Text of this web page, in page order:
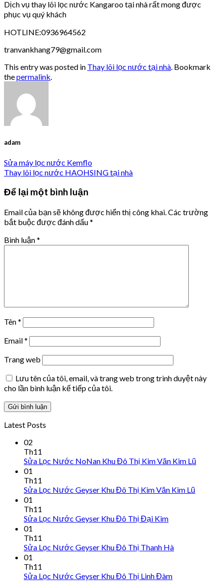
Dịch vụ thay lõi lọc nước Kangaroo tại nhà rất mong được
phục vụ quý khách
HOTLINE:0936964562
tranvankhang79@gmail.com
This entry was posted in Thay lõi lọc nước tại nhà. Bookmark
thepermalink.
adam
Sửa máy lọc nước Kemflo
Thay lõi lọc nước HAOHSING tại nhà
Để lại một bình luận
Email của bạn sẽ không được hiển thị công khai.Các trường
bắt buộc được đánh dấu*
Bình luận*
Tên*
Email*
Trang web
Lưu tên của tôi, email, và trang web trong trình duyệt này
cho lần bình luận kế tiếp của tôi.
Latest Posts
02
Th11
Sửa Lọc Nước NoNan Khu Đô Thị Kim Văn Kim Lũ
01
Th11
Sửa Lọc Nước Geyser Khu Đô Thị Kim Văn Kim Lũ
01
Th11
Sửa Lọc Nước Geyser Khu Đô Thị Đại Kim
01
Th11
Sửa Lọc Nước Geyser Khu Đô Thị Thanh Hà
01
Th11
Sửa Lọc Nước Geyser Khu Đô Thị Linh Đàm